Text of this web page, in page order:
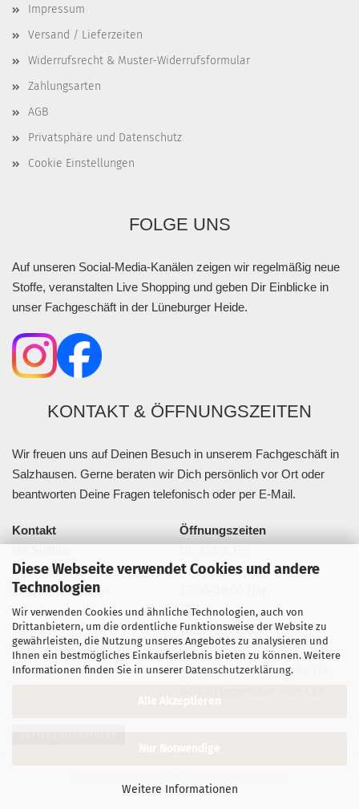
Diese Webseite verwendet Cookies und andere
Technologien
Wir verwenden Cookies und ähnliche Technologien, auch von
Drittanbietern, um die ordentliche Funktionsweise der Website zu
gewährleisten, die Nutzung unseres Angebotes zu analysieren und
Ihnen ein bestmögliches Einkaufserlebnis bieten zu können. Weitere
Informationen finden Sie in unserer Datenschutzerklärung.
Alle Akzeptieren
Nur Notwendige
Weitere Informationen
Impressum
Versand / Lieferzeiten
Widerrufsrecht & Muster-Widerrufsformular
Zahlungsarten
AGB
Privatsphäre und Datenschutz
Cookie Einstellungen
FOLGE UNS
Auf unseren Social-Media-Kanälen zeigen wir regelmäßig neue
Stoffe, veranstalten Live Shopping und geben Dir Einblicke in
unser Fachgeschäft in der Lüneburger Heide.
KONTAKT & ÖFFNUNGSZEITEN
Wir freuen uns auf Deinen Besuch in unserem Fachgeschäft in
Salzhausen. Gerne beraten wir Dich persönlich vor Ort oder
beantworten Deine Fragen telefonisch oder per E-Mail.
Kontakt
Bahnhofstraße 20a
21376 Salzhausen
Telefon:
04172 - 988 78 44
info@lillestofhus.de
Öffnungszeiten
10:00–13:00 Uhr
Sa.
10:00–13:00 Uhr
Parkplätze direkt vor der Tür.
Vertrag widerrufen